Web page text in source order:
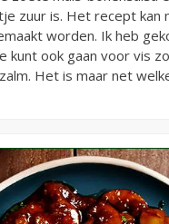
zuur is. Het recept kan
worden. Ik heb
kunt ook gaan voor vis
Het is maar net